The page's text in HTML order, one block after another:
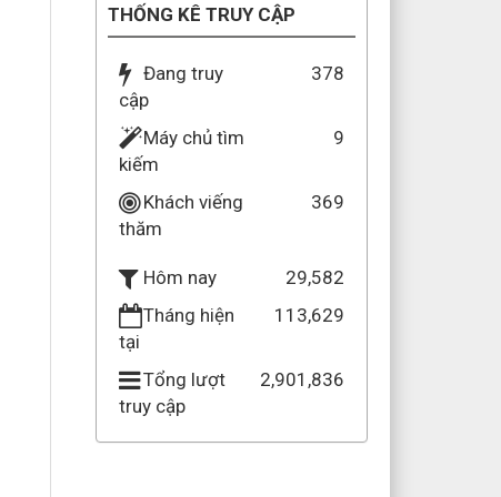
THỐNG KÊ TRUY CẬP
Đang truy
cập
378
Máy chủ tìm
kiếm
9
Khách viếng
thăm
369
Hôm nay
29,582
Tháng hiện
tại
113,629
Tổng lượt
truy cập
2,901,836